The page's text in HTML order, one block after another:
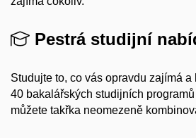
Pestrá studijní
Studujte to, co vás opravdu zajímá
40 bakalářských studijních
můžete takřka neomezeně